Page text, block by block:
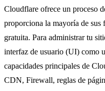
Cloudflare ofrece un proceso
proporciona la mayoría de sus
gratuita. Para administrar tu
interfaz de usuario (UI) como
capacidades principales de
CDN, Firewall, reglas de